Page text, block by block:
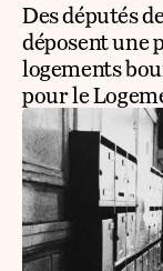
Des députés
déposent une
logements
pour le